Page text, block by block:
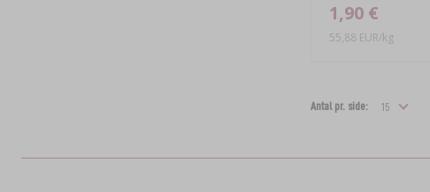
1,90 €
55,88 EUR/kg
Antal pr. side: